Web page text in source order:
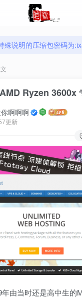
殊说明的压缩包密码为
殊说明的压缩包密码为
Ryzen 3600x
啊啊啊
更新
年由当时还是高中生的